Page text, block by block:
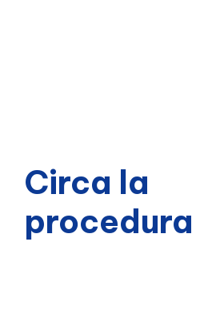
Circa la
procedura